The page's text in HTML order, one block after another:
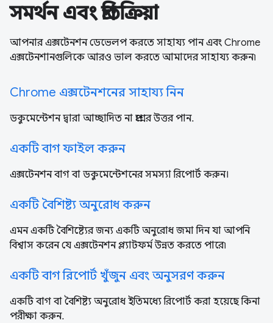
সমর্থন এবং প্রতিক্রিয়া
আপনার এক্সটেনশন ডেভেলপ করতে সাহায্য পান এবং Chrome
এক্সটেনশানগুলিকে আরও ভাল করতে আমাদের সাহায্য করুন৷
Chrome এক্সটেনশনের সাহায্য নিন
ডকুমেন্টেশন দ্বারা আচ্ছাদিত না প্রশ্নের উত্তর পান.
একটি বাগ ফাইল করুন
এক্সটেনশন বাগ বা ডকুমেন্টেশনের সমস্যা রিপোর্ট করুন।
একটি বৈশিষ্ট্য অনুরোধ করুন
এমন একটি বৈশিষ্ট্যের জন্য একটি অনুরোধ জমা দিন যা আপনি
বিশ্বাস করেন যে এক্সটেনশন প্ল্যাটফর্ম উন্নত করতে পারে৷
একটি বাগ রিপোর্ট খুঁজুন এবং অনুসরণ করুন
একটি বাগ বা বৈশিষ্ট্য অনুরোধ ইতিমধ্যে রিপোর্ট করা হয়েছে কিনা
পরীক্ষা করুন.